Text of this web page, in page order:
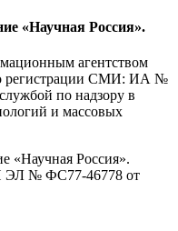
«Научная Россия».
агентством
о регистрации СМИ: ИА №
по надзору в
и массовых
«Научная Россия».
ЭЛ № ФС77-46778 от